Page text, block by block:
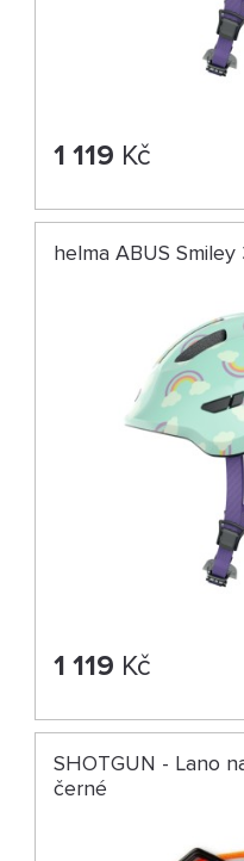
1 119 Kč
helma ABUS
1 119 Kč
SHOTGUN - Lano
černé